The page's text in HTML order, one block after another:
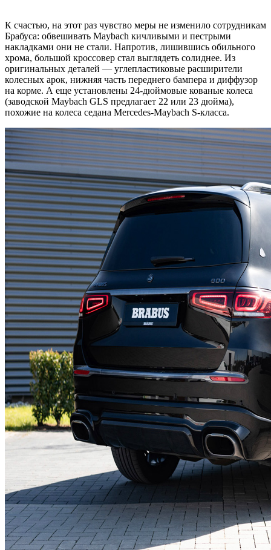
К счастью, на этот раз чувство меры не изменило сотрудникам
Брабуса: обвешивать Maybach кичливыми и пестрыми
накладками они не стали. Напротив, лишившись обильного
хрома, большой кроссовер стал выглядеть солиднее. Из
оригинальных деталей — углепластиковые расширители
колесных арок, нижняя часть переднего бампера и диффузор
на корме. А еще установлены 24-дюймовые кованые колеса
(заводской Maybach GLS предлагает 22 или 23 дюйма),
похожие на колеса седана Mercedes-Maybach S-класса.